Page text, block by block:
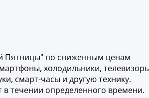
Пятницы" по сниженным ценам
холодильники,
смарт-часы и другую технику.
в течении определенного времени.